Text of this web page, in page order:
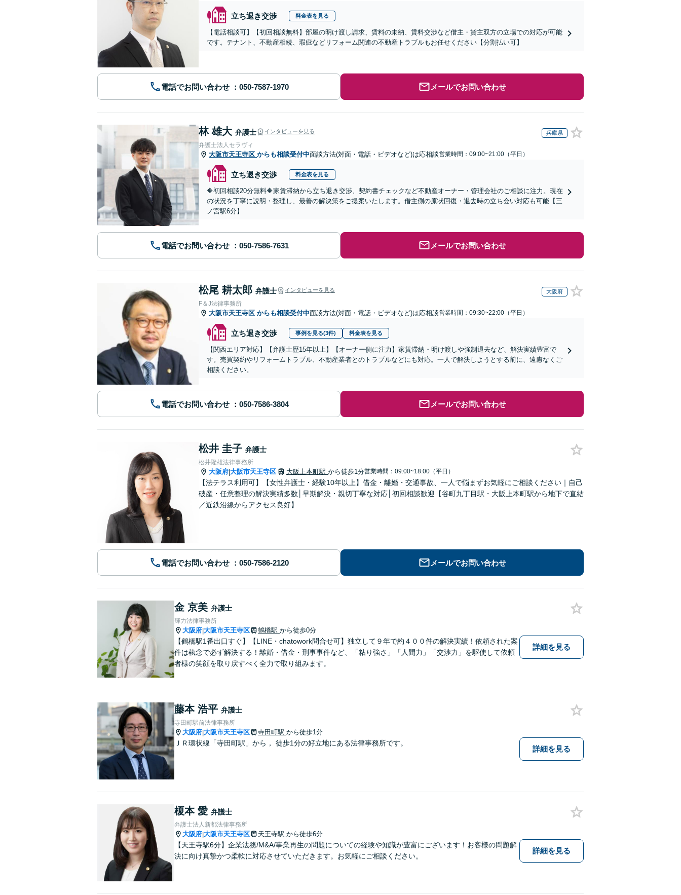
立ち退き交渉 料金表を見る
【電話相談可】【初回相談無料】部屋の明け渡し請求、賃料の未納、賃料交渉など借主・貸主双方の立場での対応が可能
です。テナント、不動産相続、瑕疵などリフォーム関連の不動産トラブルもお任せください【分割払い可】
電話でお問い合わせ メールでお問い合わせ
林 雄大 弁護士 インタビューを見る 兵庫県
弁護士法人セラヴィ
大阪市天王寺区 からも相談受付中面談方法(対面・電話・ビデオなど)は応相談営業時間：09:00~21:00（平日）
立ち退き交渉 料金表を見る
🔶初回相談20分無料🔶家賃滞納から立ち退き交渉、契約書チェックなど不動産オーナー・管理会社のご相談に注力。現在
の状況を丁寧に説明・整理し、最善の解決策をご提案いたします。借主側の原状回復・退去時の立ち会い対応も可能【三
ノ宮駅6分】
電話でお問い合わせ メールでお問い合わせ
松尾 耕太郎 弁護士 インタビューを見る 大阪府
F＆J法律事務所
大阪市天王寺区 からも相談受付中面談方法(対面・電話・ビデオなど)は応相談営業時間：09:30~22:00（平日）
立ち退き交渉 事例を見る(3件) 料金表を見る
【関西エリア対応】【弁護士歴15年以上】【オーナー側に注力】家賃滞納・明け渡しや強制退去など、解決実績豊富で
す。売買契約やリフォームトラブル、不動産業者とのトラブルなどにも対応。一人で解決しようとする前に、遠慮なくご
相談ください。
電話でお問い合わせ メールでお問い合わせ
松井 圭子 弁護士
松井隆雄法律事務所
大阪府|大阪市天王寺区 大阪上本町駅 から徒歩1分営業時間：09:00~18:00（平日）
【法テラス利用可】【女性弁護士・経験10年以上】借金・離婚・交通事故、一人で悩まずお気軽にご相談ください｜自己
破産・任意整理の解決実績多数│早期解決・親切丁寧な対応│初回相談歓迎【谷町九丁目駅・大阪上本町駅から地下で直結
／近鉄沿線からアクセス良好】
電話でお問い合わせ メールでお問い合わせ
金 京美 弁護士
輝力法律事務所
大阪府|大阪市天王寺区 鶴橋駅 から徒歩0分
【鶴橋駅1番出口すぐ】【LINE・chatowork問合せ可】独立して９年で約４００件の解決実績！依頼された案
件は執念で必ず解決する！離婚・借金・刑事事件など、「粘り強さ」「人間力」「交渉力」を駆使して依頼
者様の笑顔を取り戻すべく全力で取り組みます。
詳細を見る
藤本 浩平 弁護士
寺田町駅前法律事務所
大阪府|大阪市天王寺区 寺田町駅 から徒歩1分
ＪＲ環状線「寺田町駅」から， 徒歩1分の好立地にある法律事務所です。
詳細を見る
榎本 愛 弁護士
弁護士法人新都法律事務所
大阪府|大阪市天王寺区 天王寺駅 から徒歩6分
【天王寺駅6分】企業法務/M&A/事業再生の問題についての経験や知識が豊富にございます！お客様の問題解
決に向け真摯かつ柔軟に対応させていただきます。お気軽にご相談ください。
詳細を見る